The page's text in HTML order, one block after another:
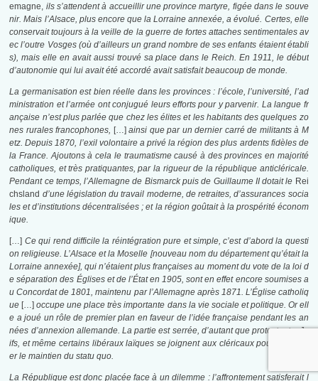
emagne, ils s’attendent à accueillir une province martyre, figée dans le souve
nir. Mais l’Alsace, plus encore que la Lorraine annexée, a évolué. Certes, elle
conservait toujours à la veille de la guerre de fortes attaches sentimentales av
ec l’outre Vosges (où d’ailleurs un grand nombre de ses enfants étaient établi
s), mais elle en avait aussi trouvé sa place dans le Reich. En 1911, le début
d’autonomie qui lui avait été accordé avait satisfait beaucoup de monde.
La germanisation est bien réelle dans les provinces : l’école, l’université, l’ad
ministration et l’armée ont conjugué leurs efforts pour y parvenir. La langue fr
ançaise n’est plus parlée que chez les élites et les habitants des quelques zo
nes rurales francophones, […]ainsi que par un dernier carré de militants à M
etz. Depuis 1870, l’exil volontaire a privé la région des plus ardents fidèles de
la France. Ajoutons à cela le traumatisme causé à des provinces en majorité
catholiques, et très pratiquantes, par la rigueur de la république anticléricale.
Pendant ce temps, l’Allemagne de Bismarck puis de Guillaume II dotait le Rei
chsland d’une législation du travail moderne, de retraites, d’assurances socia
les et d’institutions décentralisées ; et la région goûtait à la prospérité économ
ique.
[…] Ce qui rend difficile la réintégration pure et simple, c’est d’abord la questi
on religieuse. L’Alsace et la Moselle [nouveau nom du département qu’était la
Lorraine annexée], qui n’étaient plus françaises au moment du vote de la loi d
e séparation des Églises et de l’État en 1905, sont en effet encore soumises a
u Concordat de 1801, maintenu par l’Allemagne après 1871. L’Église catholiq
ue […]occupe une place très importante dans la vie sociale et politique. Or ell
e a joué un rôle de premier plan en faveur de l’idée française pendant les an
nées d’annexion allemande. La partie est serrée, d’autant que protestants, Ju
ifs, et même certains libéraux laïques se joignent aux cléricaux pour demand
er le maintien du statu quo.
La République est donc placée face à un dilemme : l’affrontement satisferait l